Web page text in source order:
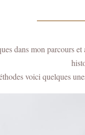
dans mon parcours
voici quelques